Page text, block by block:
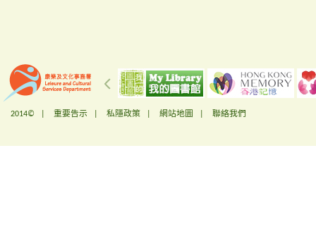
2014© | 重要告示 私隱政策 網站地圖 聯絡我們